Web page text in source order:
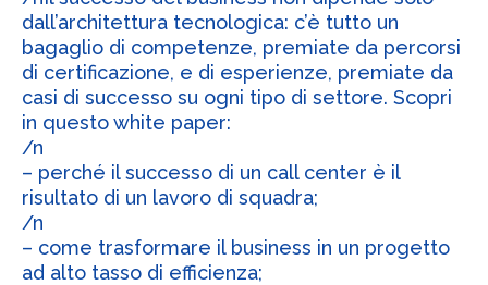
dall’architettura tecnologica: c’è tutto un
bagaglio di competenze, premiate da percorsi
di certificazione, e di esperienze, premiate da
casi di successo su ogni tipo di settore. Scopri
in questo white paper:
/n
– perché il successo di un call center è il
risultato di un lavoro di squadra;
/n
– come trasformare il business in un progetto
ad alto tasso di efficienza;